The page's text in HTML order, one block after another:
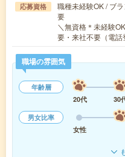
応募資格
職種未経験OK / ブ
要
＼無資格＊未経験
要・来社不要（電
職場の雰囲気
年齢層
20代
30
男女比率
女性